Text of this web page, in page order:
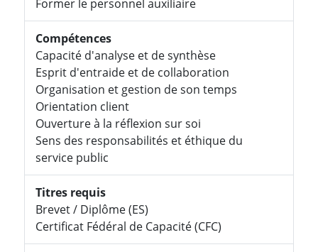
Former le personnel auxiliaire
Compétences
Capacité d'analyse et de synthèse
Esprit d'entraide et de collaboration
Organisation et gestion de son temps
Orientation client
Ouverture à la réflexion sur soi
Sens des responsabilités et éthique du
service public
Titres requis
Brevet / Diplôme (ES)
Certificat Fédéral de Capacité (CFC)